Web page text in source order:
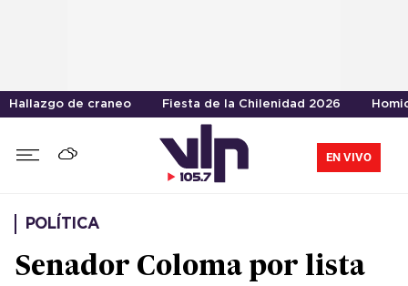
Hallazgo de craneo Fiesta de la Chilenidad 2026
EN VIVO
POLÍTICA
Senador Coloma por lista